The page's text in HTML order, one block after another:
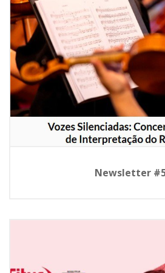
Newsletter